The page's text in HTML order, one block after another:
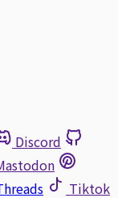
Discord
Tiktok